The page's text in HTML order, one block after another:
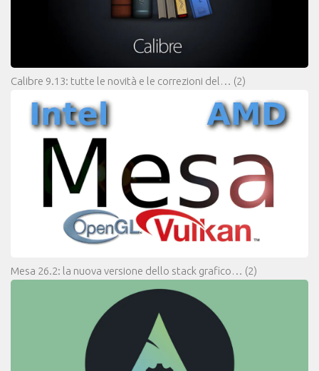
Calibre 9.13: tutte le novità e le correzioni del… (2)
Mesa 26.2: la nuova versione dello stack grafico… (2)